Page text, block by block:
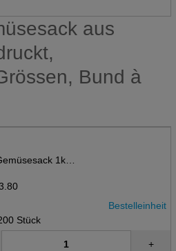
aus
Bund à
1kg
Stk, Kraftpapier
Bestelleinheit
Stück
+